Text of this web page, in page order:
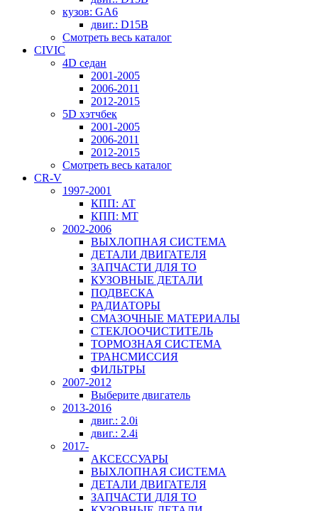
кузов: GA6
двиг.: D15B
Смотреть весь каталог
CIVIC
4D седан
2001-2005
2006-2011
2012-2015
5D хэтчбек
2001-2005
2006-2011
2012-2015
Смотреть весь каталог
CR-V
1997-2001
КПП: AT
КПП: MT
2002-2006
ВЫХЛОПНАЯ СИСТЕМА
ДЕТАЛИ ДВИГАТЕЛЯ
ЗАПЧАСТИ ДЛЯ ТО
КУЗОВНЫЕ ДЕТАЛИ
ПОДВЕСКА
РАДИАТОРЫ
СМАЗОЧНЫЕ МАТЕРИАЛЫ
СТЕКЛООЧИСТИТЕЛЬ
ТОРМОЗНАЯ СИСТЕМА
ТРАНСМИССИЯ
ФИЛЬТРЫ
2007-2012
Выберите двигатель
2013-2016
двиг.: 2.0i
двиг.: 2.4i
2017-
АКСЕССУАРЫ
ВЫХЛОПНАЯ СИСТЕМА
ДЕТАЛИ ДВИГАТЕЛЯ
ЗАПЧАСТИ ДЛЯ ТО